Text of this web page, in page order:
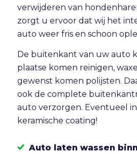
verwijderen van
zorgt u ervoor dat wij het
auto weer fris en schoon
De buitenkant van uw auto
plaatse komen reinigen,
gewenst komen polijsten.
ook de complete
auto verzorgen. Eventueel
keramische coating!
Auto laten wassen